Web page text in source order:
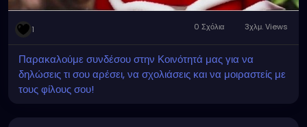
1 0 Σχόλια 3χλμ. Views
Παρακαλούμε συνδέσου στην Κοινότητά μας για να
δηλώσεις τι σου αρέσει, να σχολιάσεις και να μοιραστείς με
τους φίλους σου!